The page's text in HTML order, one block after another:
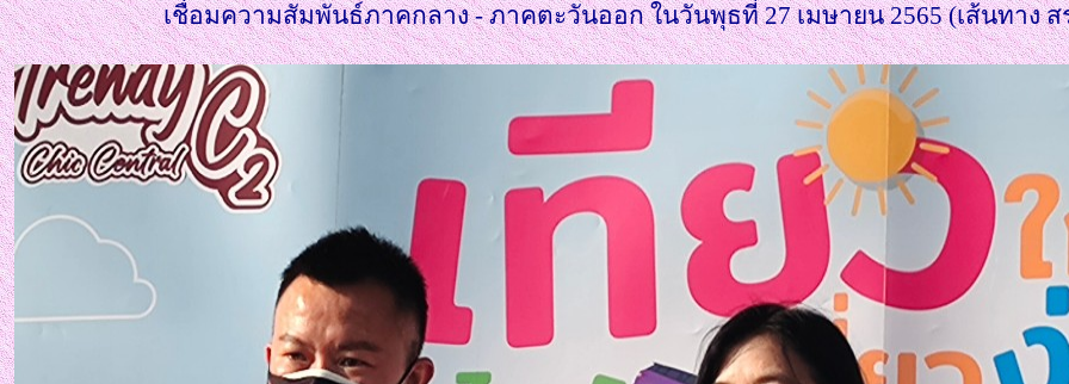
เชื่อมความสัมพันธ์ภาคกลาง - ภาคตะวันออก ในวันพุธที่ 27 เมษายน 2565 (เส้นทาง